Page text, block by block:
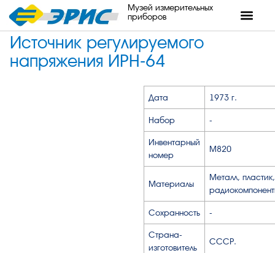
Музей измерительных
приборов
Источник регулируемого
напряжения ИРН-64
Дата 1973 г.
Набор -
Инвентарный
номер
М820
Материалы
Металл, пластик,
Сохранность -
Страна-
изготовитель
СССР.